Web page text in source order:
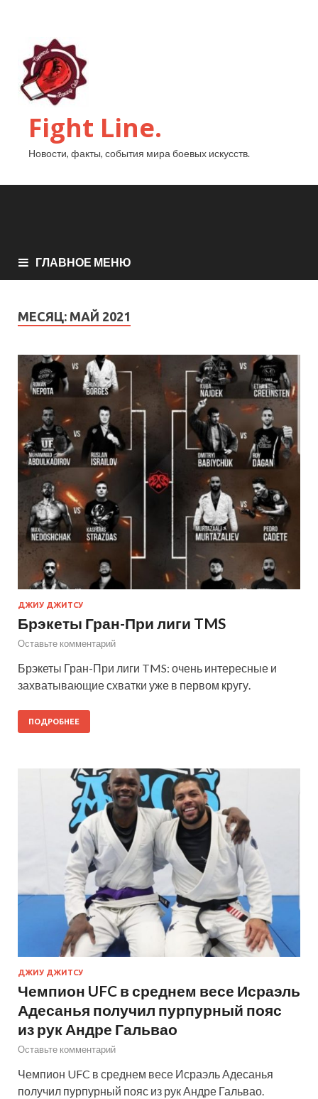
Fight Line.
Новости, факты, события мира боевых искусств.
ГЛАВНОЕ МЕНЮ
МЕСЯЦ: МАЙ 2021
ДЖИУ ДЖИТСУ
Брэкеты Гран-При лиги TMS
Оставьте комментарий
Брэкеты Гран-При лиги TMS: очень интересные и
захватывающие схватки уже в первом кругу.
ПОДРОБНЕЕ
ДЖИУ ДЖИТСУ
Чемпион UFC в среднем весе Исраэль
Адесанья получил пурпурный пояс
из рук Андре Гальвао
Оставьте комментарий
Чемпион UFC в среднем весе Исраэль Адесанья
получил пурпурный пояс из рук Андре Гальвао.